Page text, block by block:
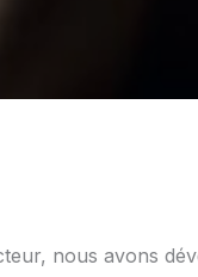
nous avons